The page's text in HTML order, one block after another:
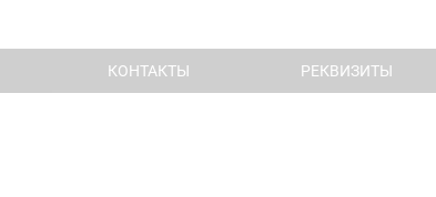
КОНТАКТЫ РЕКВИЗИТЫ